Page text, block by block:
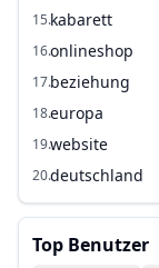
15.kabarett
16.onlineshop
17.beziehung
18.europa
19.website
20.deutschland
Top Benutzer